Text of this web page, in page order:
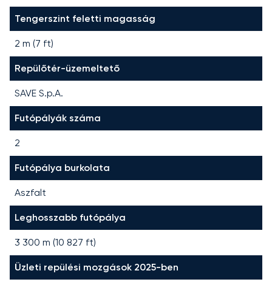
Tengerszint feletti magasság
2 m (7 ft)
Repülőtér-üzemeltető
SAVE S.p.A.
Futópályák száma
2
Futópálya burkolata
Aszfalt
Leghosszabb futópálya
3 300 m (10 827 ft)
Üzleti repülési mozgások 2025-ben